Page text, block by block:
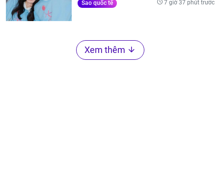
Sao quốc tế 7 giờ 37 phút trước
Xem thêm